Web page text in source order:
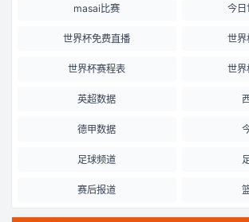
masai比赛 今日
世界杯免费直播 世界
世界杯赛程表 世界
英超数据
德甲数据
足球频道
赛后报道